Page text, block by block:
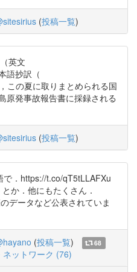
(投稿一覧)
英文
語抄訳（
この夏に取りまとめられる国
原発事故報告書に採録される
(投稿一覧)
で．https://t.co/qT5tLLAFXu
か．他にもたくさん．
データなど公表されていま
(投稿一覧)
68
ネットワーク (76)